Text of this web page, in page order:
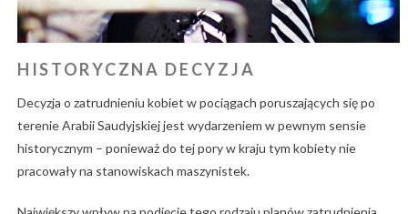
HISTORYCZNA DECYZJA
Decyzja o zatrudnieniu kobiet w pociągach poruszających się po
terenie Arabii Saudyjskiej jest wydarzeniem w pewnym sensie
historycznym – ponieważ do tej pory w kraju tym kobiety nie
pracowały na stanowiskach maszynistek.